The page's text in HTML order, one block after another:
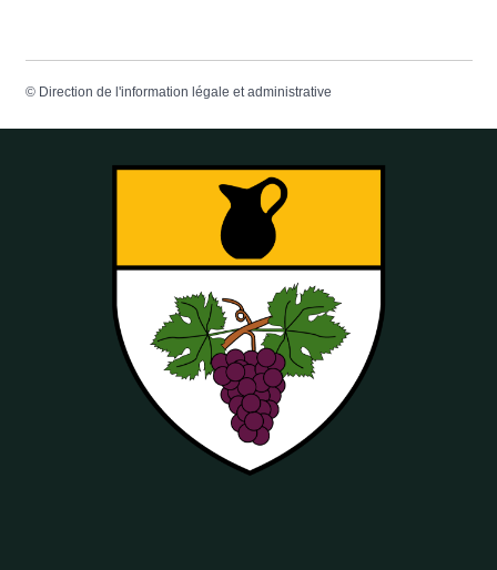
© Direction de l'information légale et administrative